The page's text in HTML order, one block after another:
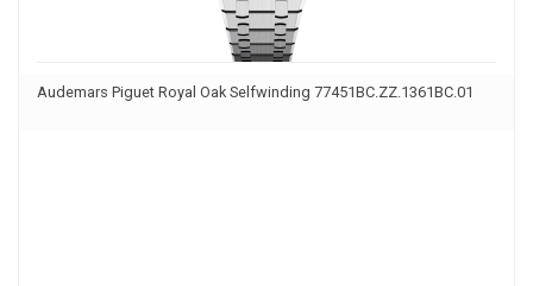
Audemars Piguet Royal Oak Selfwinding 77451BC.ZZ.1361BC.01